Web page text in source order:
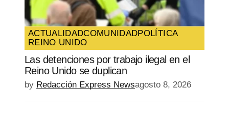
Guarda mi nombre, correo electrónico y
web en este navegador para la próxima
vez que comente.
SUBMIT COMMENT
ACTUALIDADCOMUNIDADPOLÍTICA
REINO UNIDO
Las detenciones por trabajo ilegal en el
Reino Unido se duplican
by Redacción Express Newsagosto 8, 2026